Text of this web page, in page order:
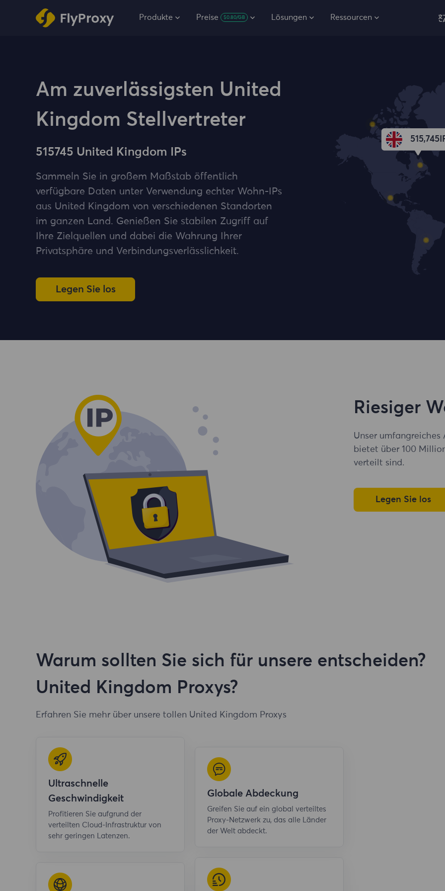
Produkte Preise $0.80/GB Lösungen Ressourcen
Am zuverlässigsten United
Kingdom Stellvertreter
515745 United Kingdom IPs
Sammeln Sie in großem Maßstab öffentlich
verfügbare Daten unter Verwendung echter Wohn-IPs
aus United Kingdom von verschiedenen Standorten
im ganzen Land. Genießen Sie stabilen Zugriff auf
Ihre Zielquellen und dabei die Wahrung Ihrer
Privatsphäre und Verbindungsverlässlichkeit.
Legen Sie los
515,745
Riesiger
Unser
bietet über 100
verteilt sind.
Legen Sie los
Warum sollten Sie sich für unsere entscheiden?
United Kingdom Proxys?
Erfahren Sie mehr über unsere tollen United Kingdom Proxys
Ultraschnelle
Geschwindigkeit
Profitieren Sie aufgrund der
verteilten Cloud-Infrastruktur von
sehr geringen Latenzen.
Globale Abdeckung
Greifen Sie auf ein global verteiltes
Proxy-Netzwerk zu, das alle Länder
der Welt abdeckt.